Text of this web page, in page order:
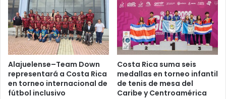
Alajuelense–Team Down
representará a Costa Rica
en torneo internacional de
fútbol inclusivo
Costa Rica suma seis
medallas en torneo infantil
de tenis de mesa del
Caribe y Centroamérica